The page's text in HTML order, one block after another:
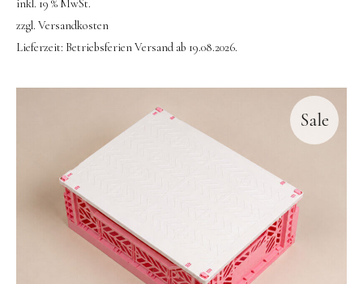
InstagramPinterest
inkl. 19 % MwSt.
zzgl. Versandkosten
Lieferzeit: Betriebsferien Versand ab 19.08.2026.
Sale